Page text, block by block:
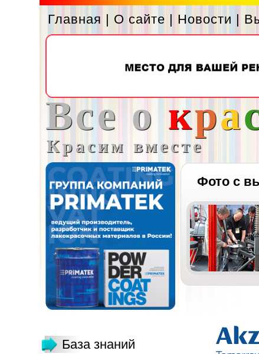
Главная | О сайте | Новости |
Все о кра
Красим вместе
Фото с
База знаний